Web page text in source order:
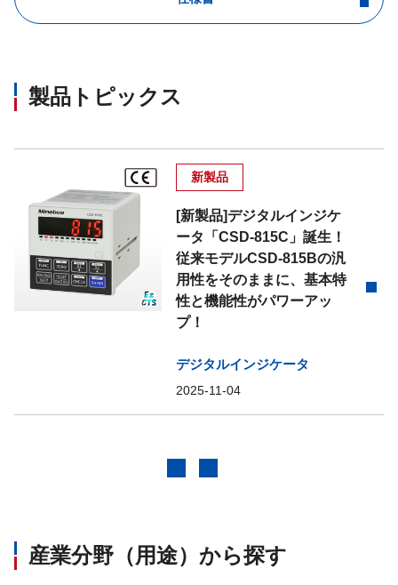
製品トピックス
新製品
[新製品]デジタルインジケ
ータ「CSD-815C」誕生！
従来モデルCSD-815Bの汎
用性をそのままに、基本特
性と機能性がパワーアッ
プ！
デジタルインジケータ
2025-11-04
産業分野（用途）から探す